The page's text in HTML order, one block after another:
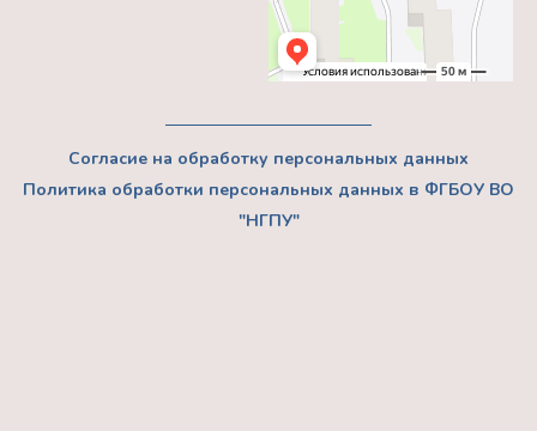
Согласие на обработку персональных данных
Политика обработки персональных данных в ФГБОУ ВО
"НГПУ"